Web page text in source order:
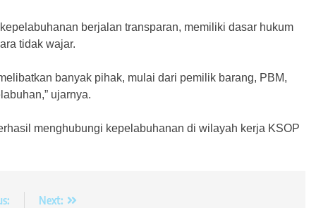
berjalan transparan, memiliki dasar hukum
tidak wajar.
banyak pihak, mulai dari pemilik barang, PBM,
ujarnya.
menghubungi kepelabuhanan di wilayah kerja KSOP
Next: